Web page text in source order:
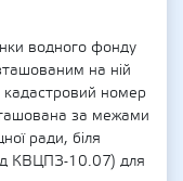
водного фонду
на ній
номер
за межами
ради, біля
КВЦПЗ-10.07) для